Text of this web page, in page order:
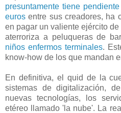
presuntamente tiene
euros entre sus creadores, ha
en pagar un valiente ejército
aterroriza a peluqueras de
niños enfermos terminales.
know-how de los que mandan
En definitiva, el quid de la
sistemas de digitalización,
nuevas tecnologías, los
etéreo llamado 'la nube'. La